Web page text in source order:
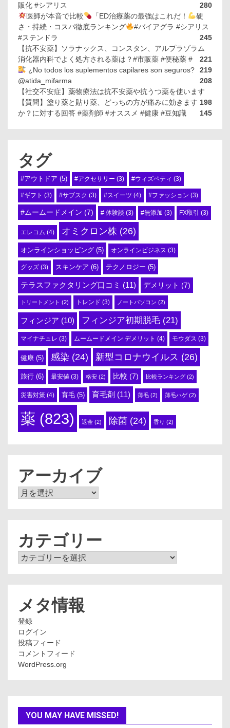
販化 #シアリス
280
医師が本音で比較
「ED治療薬の最強はこれだ！
硬
さ・持続・コスパ徹底ランキング
#バイアグラ #シアリス
#ステンドラ
245
【抗不安薬】ソラナックス、コンスタン、アルプラゾラム
221
消化器内科でよく処方される薬は？#市販薬 #便秘薬 #
219
¿No todos los suplementos capilares son seguros?
@atida_mifarma
208
【社交不安症】薬物療法は抗不安薬や抗うつ薬を使います
198
【質問】塗り薬と貼り薬、どっちの方が痛みに効きます
か？に対する回答 #薬剤師 #オススメ #健康 #豆知識
145
タグ
#アウトドア (5) #アクセサリー (3) #ウィズペティ (3)
#ギフト (3) #サブスク (3) #スイーツ (4) #ファッション (3)
#ムームードメイン (7) # 体験談 (3) #無添加 (3) FX取引 (3)
エレコム (4) オミクロン株 (26)
オンラインショッピング (5) オンラインビジネス (3)
グッズ (3) スキンケア (6) テクノロジー (5)
テラスファクタリング口コミ (11) デメリット (7)
トリートメント (2) トレンド (3) ノートパソコン (2)
フィンジア (10) フィンジア初期脱毛 (21)
マイナチュレ (3) ムームードメイン デメリット (4) モウダス (3)
健康 (5) 感染 (24) 新型コロナウイルス (26)
旅行 (6) 最安値 (3) 格安 (2) 比較 (7) 比較ランキング (2)
災害対策 (4) 育毛 (5) 育毛剤 (11) 薄毛 (2) 薄毛ハゲ(2)
薬 (823) 返金 (2) 除菌 (24) 香り (2)
アーカイブ
ア
カテゴリー
カ
メタ情報
登録
ログイン
投稿フィード
コメントフィード
WordPress.org
YOU MAY HAVE MISSED!